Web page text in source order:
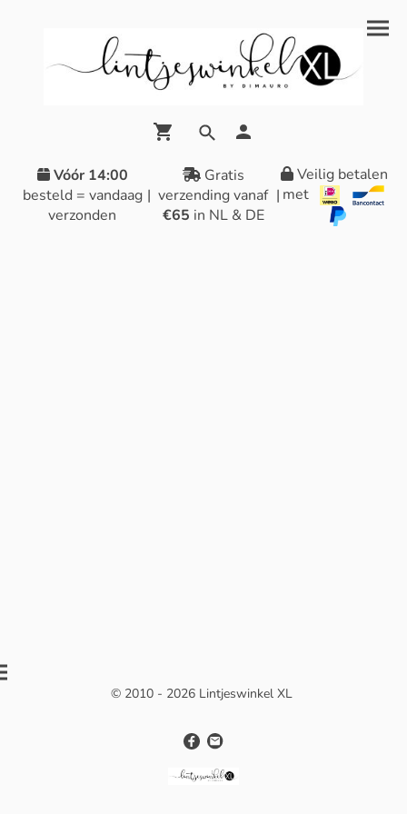
Vóór 14:00
besteld = vandaag
verzonden
|
Gratis
verzending vanaf
€65 in NL & DE
|
Veilig betalen
met
© 2010 - 2026 Lintjeswinkel XL